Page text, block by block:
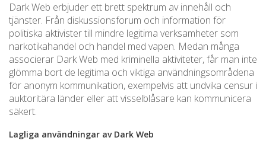
Dark Web erbjuder ett brett spektrum av innehåll och
tjänster. Från diskussionsforum och information för
politiska aktivister till mindre legitima verksamheter som
narkotikahandel och handel med vapen. Medan många
associerar Dark Web med kriminella aktiviteter, får man inte
glömma bort de legitima och viktiga användningsområdena
för anonym kommunikation, exempelvis att undvika censur i
auktoritära länder eller att visselblåsare kan kommunicera
säkert.
Lagliga användningar av Dark Web